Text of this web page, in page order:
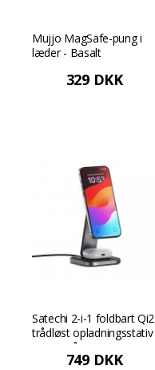
Mujjo MagSafe-pung i
læder - Basalt
329 DKK
Satechi 2-i-1 foldbart Qi2
trådløst opladningsstativ
- Rumgrå
749 DKK